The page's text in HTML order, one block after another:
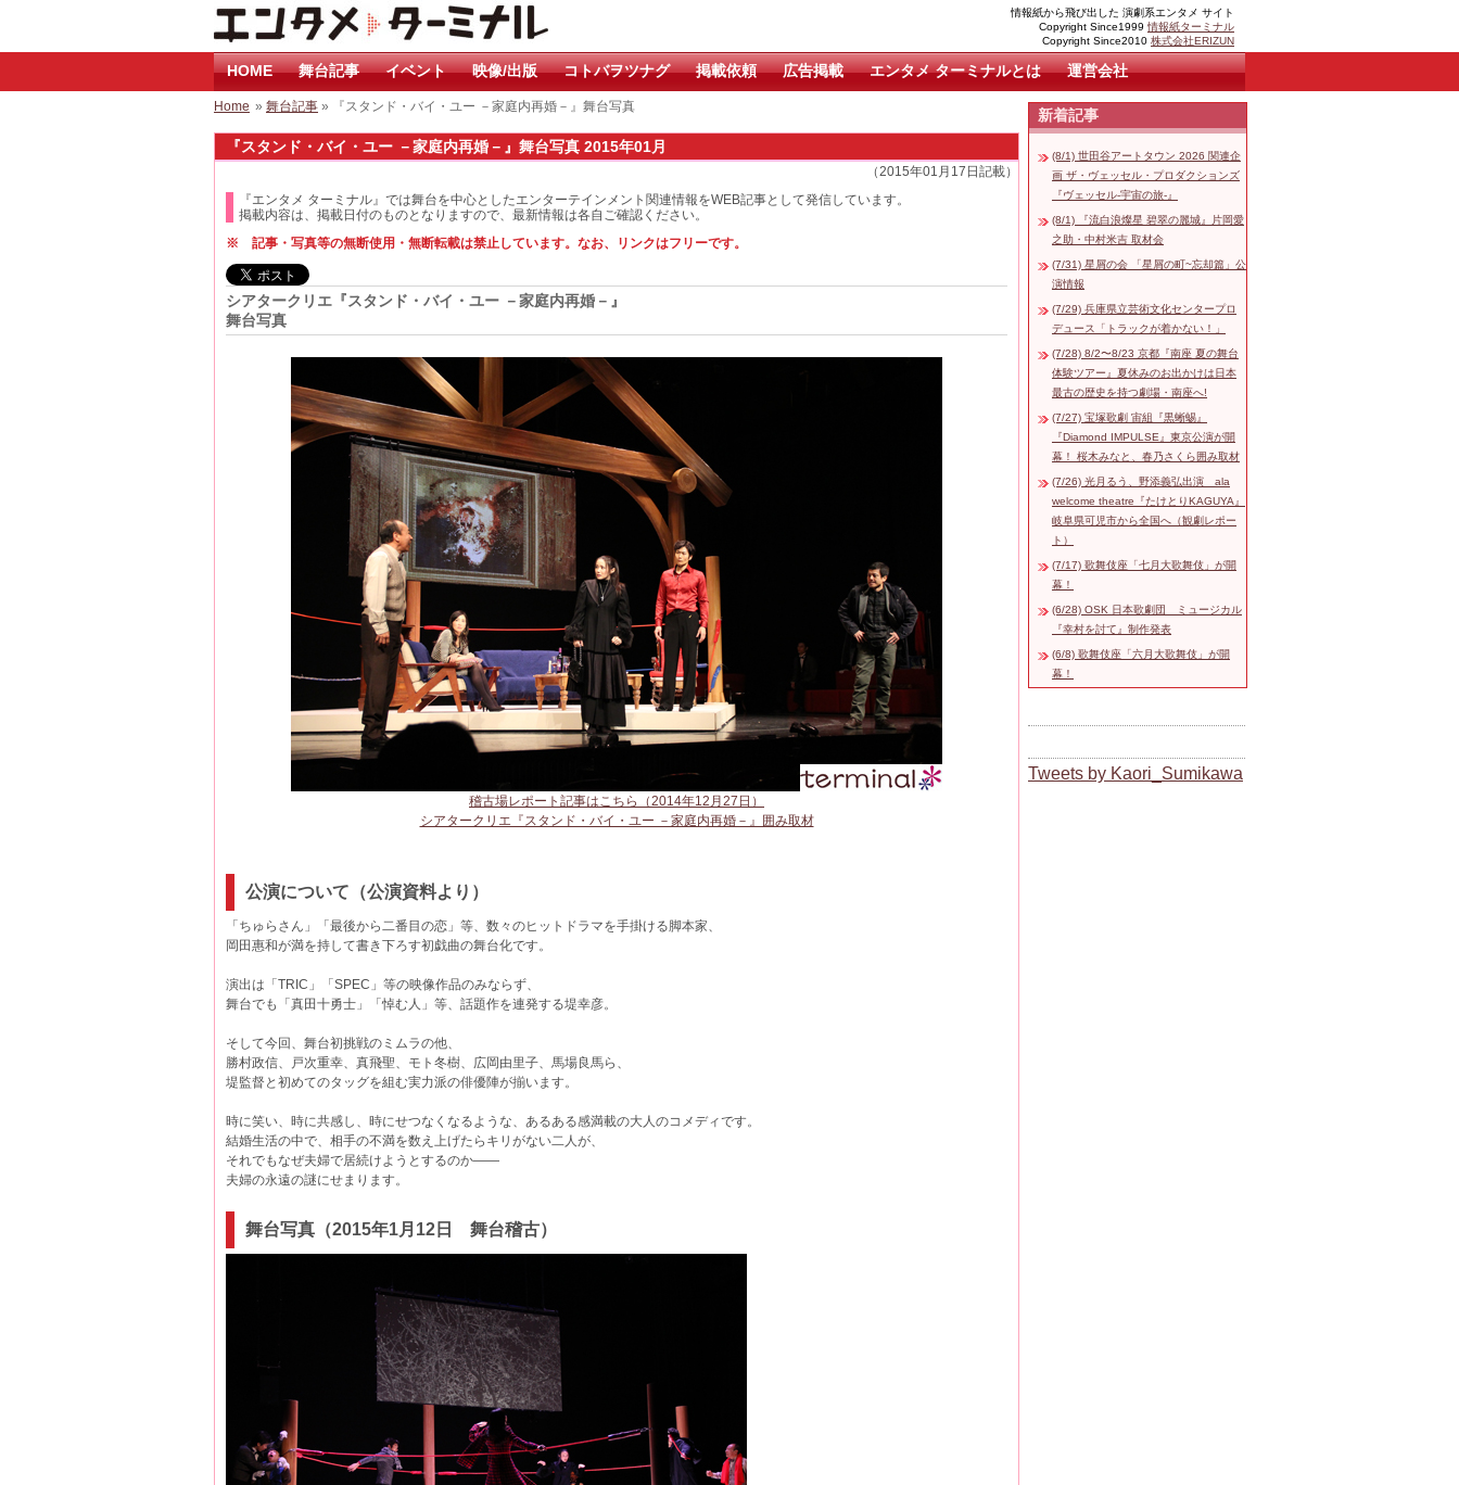
情報紙から飛び出した 演劇系エンタメ サイト
Copyright Since1999 情報紙ターミナル
Copyright Since2010 株式会社ERIZUN
HOME 舞台記事 イベント 映像/出版 コトバヲツナグ 掲載依頼 広告掲載 エンタメ ターミナルとは 運営会社
Home » 舞台記事 » 『スタンド・バイ・ユー －家庭内再婚－』舞台写真
『スタンド・バイ・ユー －家庭内再婚－』舞台写真 2015年01月
（2015年01月17日記載）
『エンタメ ターミナル』では舞台を中心としたエンターテインメント関連情報をWEB記事として発信しています。
掲載内容は、掲載日付のものとなりますので、最新情報は各自ご確認ください。
※ 記事・写真等の無断使用・無断転載は禁止しています。なお、リンクはフリーです。
シアタークリエ『スタンド・バイ・ユー －家庭内再婚－』
舞台写真
稽古場レポート記事はこちら（2014年12月27日）
シアタークリエ『スタンド・バイ・ユー －家庭内再婚－』囲み取材
公演について（公演資料より）
「ちゅらさん」「最後から二番目の恋」等、数々のヒットドラマを手掛ける脚本家、
岡田惠和が満を持して書き下ろす初戯曲の舞台化です。
演出は「TRIC」「SPEC」等の映像作品のみならず、
舞台でも「真田十勇士」「悼む人」等、話題作を連発する堤幸彦。
そして今回、舞台初挑戦のミムラの他、
勝村政信、戸次重幸、真飛聖、モト冬樹、広岡由里子、馬場良馬ら、
堤監督と初めてのタッグを組む実力派の俳優陣が揃います。
時に笑い、時に共感し、時にせつなくなるような、あるある感満載の大人のコメディです。
結婚生活の中で、相手の不満を数え上げたらキリがない二人が、
それでもなぜ夫婦で居続けようとするのか――
夫婦の永遠の謎にせまります。
舞台写真（2015年1月12日 舞台稽古）
新着記事
(8/1) 世田谷アートタウン 2026 関連企
画 ザ・ヴェッセル・プロダクションズ
『ヴェッセル-宇宙の旅-』
(8/1) 『流白浪燦星 碧翠の麗城』片岡愛
之助・中村米吉 取材会
(7/31) 星屑の会 「星屑の町~忘却篇」公
演情報
(7/29) 兵庫県立芸術文化センタープロ
デュース「トラックが着かない！」
(7/28) 8/2〜8/23 京都『南座 夏の舞台
体験ツアー』夏休みのお出かけは日本
最古の歴史を持つ劇場・南座へ!
(7/27) 宝塚歌劇 宙組『黒蜥蜴』
『Diamond IMPULSE』東京公演が開
幕！ 桜木みなと、春乃さくら囲み取材
(7/26) 光月るう、野添義弘出演 ala
welcome theatre『たけとりKAGUYA』
岐阜県可児市から全国へ（観劇レポー
ト）
(7/17) 歌舞伎座「七月大歌舞伎」が開
幕！
(6/28) OSK 日本歌劇団 ミュージカル
『幸村を討て』制作発表
(6/8) 歌舞伎座「六月大歌舞伎」が開
幕！
Tweets by Kaori_Sumikawa